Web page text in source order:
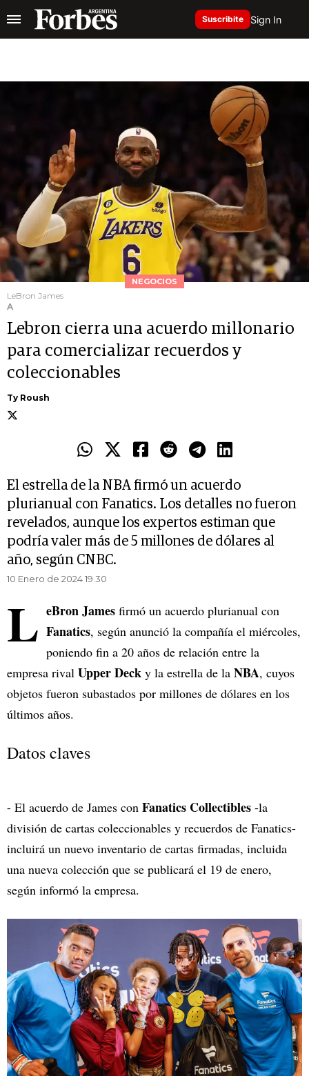
Suscribite Sign In
NEGOCIOS
LeBron James
A
Lebron cierra una acuerdo millonario
para comercializar recuerdos y
coleccionables
Ty Roush
El estrella de la NBA firmó un acuerdo
plurianual con Fanatics. Los detalles no fueron
revelados, aunque los expertos estiman que
podría valer más de 5 millones de dólares al
año, según CNBC.
10 Enero de 2024 19.30
L eBron James firmó un acuerdo plurianual con
Fanatics, según anunció la compañía el miércoles,
poniendo fin a 20 años de relación entre la
empresa rival Upper Deck y la estrella de la NBA, cuyos
objetos fueron subastados por millones de dólares en los
últimos años.
Datos claves
- El acuerdo de James con Fanatics Collectibles -la
división de cartas coleccionables y recuerdos de Fanatics-
incluirá un nuevo inventario de cartas firmadas, incluida
una nueva colección que se publicará el 19 de enero,
según informó la empresa.